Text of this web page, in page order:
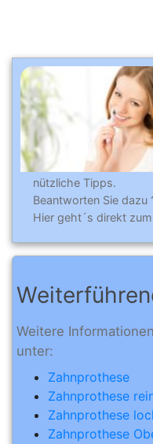
nützliche Tipps.
Beantworten Sie dazu
Hier geht´s direkt zum
Weitere
unter:
Zahnprothese
Zahnprothese
Zahnprothese
Zahnprothese